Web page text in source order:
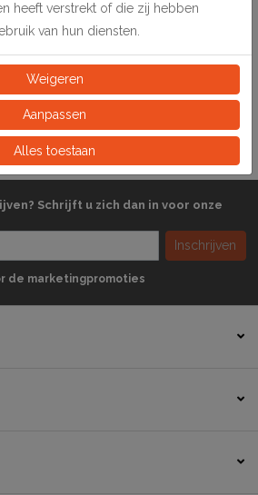
352886
Schrijft u zich dan in voor onze
Inschrijven
de marketingpromoties
heeft verstrekt of die zij hebben
van hun diensten.
Weigeren
Aanpassen
Alles toestaan